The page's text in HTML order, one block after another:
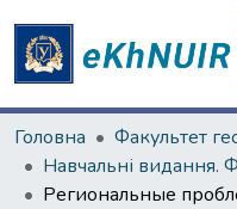
Головна